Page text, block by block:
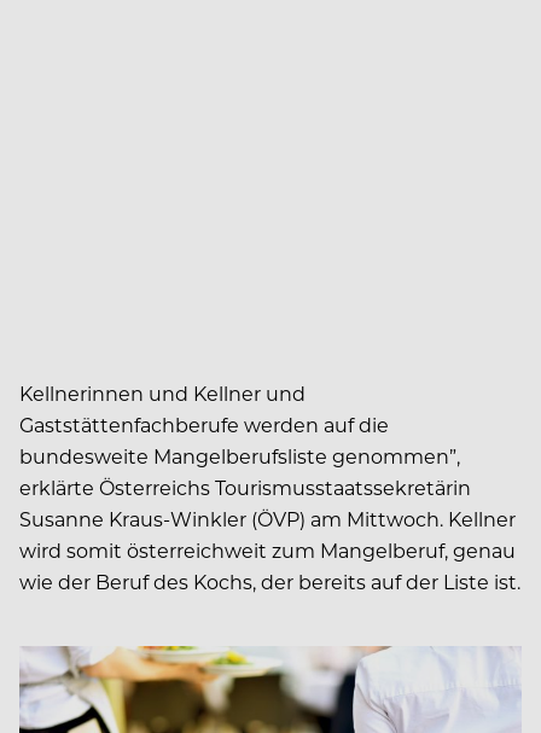
Kellnerinnen und Kellner und
Gaststättenfachberufe werden auf die
bundesweite Mangelberufsliste genommen”,
erklärte Österreichs Tourismusstaatssekretärin
Susanne Kraus-Winkler (ÖVP) am Mittwoch. Kellner
wird somit österreichweit zum Mangelberuf, genau
wie der Beruf des Kochs, der bereits auf der Liste ist.